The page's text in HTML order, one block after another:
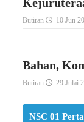
Butiran 10 Jun
Bahan,
Butiran 29 Julai
NSC 01